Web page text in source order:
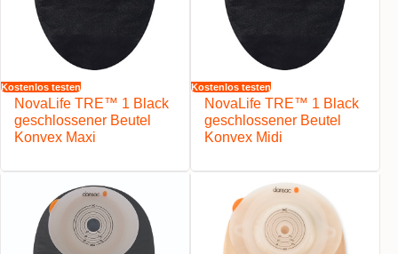
Kostenlos testen
NovaLife TRE™ 1 Black
geschlossener Beutel
Konvex Maxi
Kostenlos testen
NovaLife TRE™ 1 Black
geschlossener Beutel
Konvex Midi